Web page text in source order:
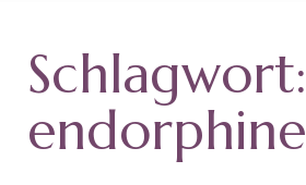
Schlagwort:
endorphine